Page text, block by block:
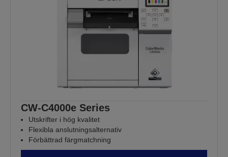
CW-C4000e Series
Utskrifter i hög kvalitet
Flexibla anslutningsalternativ
Förbättrad färgmatchning